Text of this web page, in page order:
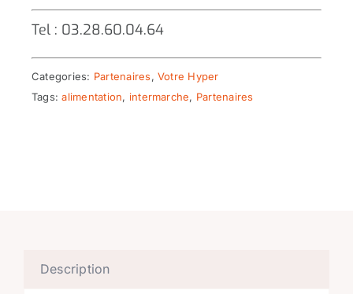
Tel : 03.28.60.04.64
Categories: Partenaires, Votre Hyper
Tags:alimentation, intermarche, Partenaires
Description